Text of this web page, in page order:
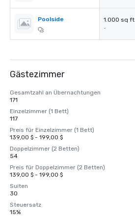
Poolside 1.000 sq ft
-
Gästezimmer
Gesamtzahl an Übernachtungen
171
Einzelzimmer (1 Bett)
117
Preis für Einzelzimmer (1 Bett)
139,00 $ - 199,00 $
Doppelzimmer (2 Betten)
54
Preis für Doppelzimmer (2 Betten)
139,00 $ - 199,00 $
Suiten
30
Steuersatz
15%